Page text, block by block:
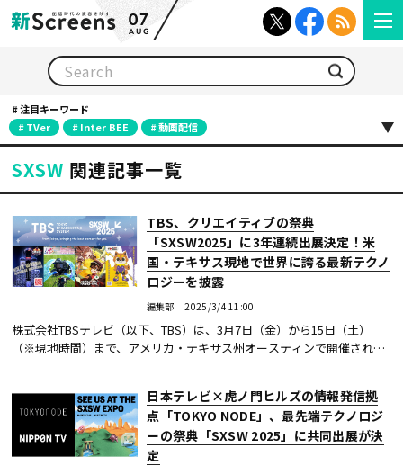
07
AUG
注目キーワード
TVer
Inter BEE 動画配信
SXSW 関連記事一覧
TBS、クリエイティブの祭典
「SXSW2025」に3年連続出展決定！米
国・テキサス現地で世界に誇る最新テクノ
ロジーを披露
編集部 2025/3/4 11:00
株式会社TBSテレビ（以下、TBS）は、3月7日（金）から15日（土）
（※現地時間）まで、アメリカ・テキサス州オースティンで開催される
日本テレビ×虎ノ門ヒルズの情報発信拠
点「TOKYO NODE」、最先端テクノロジ
ーの祭典「SXSW 2025」に共同出展が決
定